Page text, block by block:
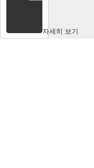
자세히 보기